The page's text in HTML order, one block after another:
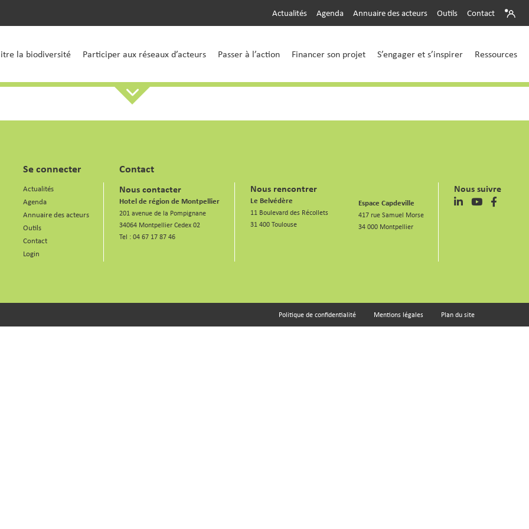
Actualités Agenda Annuaire des acteurs Outils Contact
la biodiversité Participer aux réseaux d’acteurs Passer à l’action Financer son projet S’engager et s’inspirer Ressources
Se connecter
Actualités
Agenda
Annuaire des acteurs
Outils
Contact
Login
Contact
Nous contacter
Hotel de région de Montpellier
201 avenue de la Pompignane
34064 Montpellier Cedex 02
Tel :04 67 17 87 46
Nous rencontrer
Le Belvédère
11 Boulevard des Récollets
31 400 Toulouse
Espace Capdeville
417 rue Samuel Morse
34 000 Montpellier
Nous suivre
Politique de confidentialité Mentions légales Plan du site